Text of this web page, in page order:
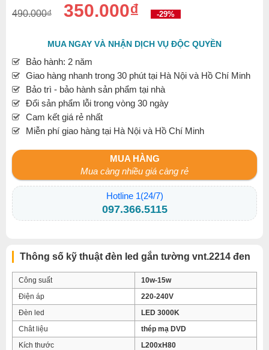
490.000₫ 350.000₫ -29%
MUA NGAY VÀ NHẬN DỊCH VỤ ĐỘC QUYỀN
Bảo hành: 2 năm
Giao hàng nhanh trong 30 phút tại Hà Nội và Hồ Chí Minh
Bảo trì - bảo hành sản phẩm tại nhà
Đổi sản phẩm lỗi trong vòng 30 ngày
Cam kết giá rẻ nhất
Miễn phí giao hàng tại Hà Nội và Hồ Chí Minh
MUA HÀNG
Mua càng nhiều giá càng rẻ
Hotline 1(24/7)
097.366.5115
Thông số kỹ thuật đèn led gắn tường vnt.2214 đen
Công suất
10w-15w
Điện áp
220-240V
Đèn led
LED 3000K
Chât liệu
thép mạ DVD
Kích thước
L200xH80